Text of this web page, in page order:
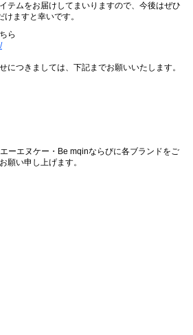
テムをお届けしてまいりますので、今後はぜひ
ますと幸いです。
ら
につきましては、下記までお願いいたします。
ーエヌケー・Be mqinならびに各ブランドをご
願い申し上げます。